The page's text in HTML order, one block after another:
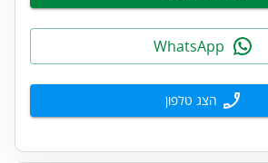
הצג טלפון